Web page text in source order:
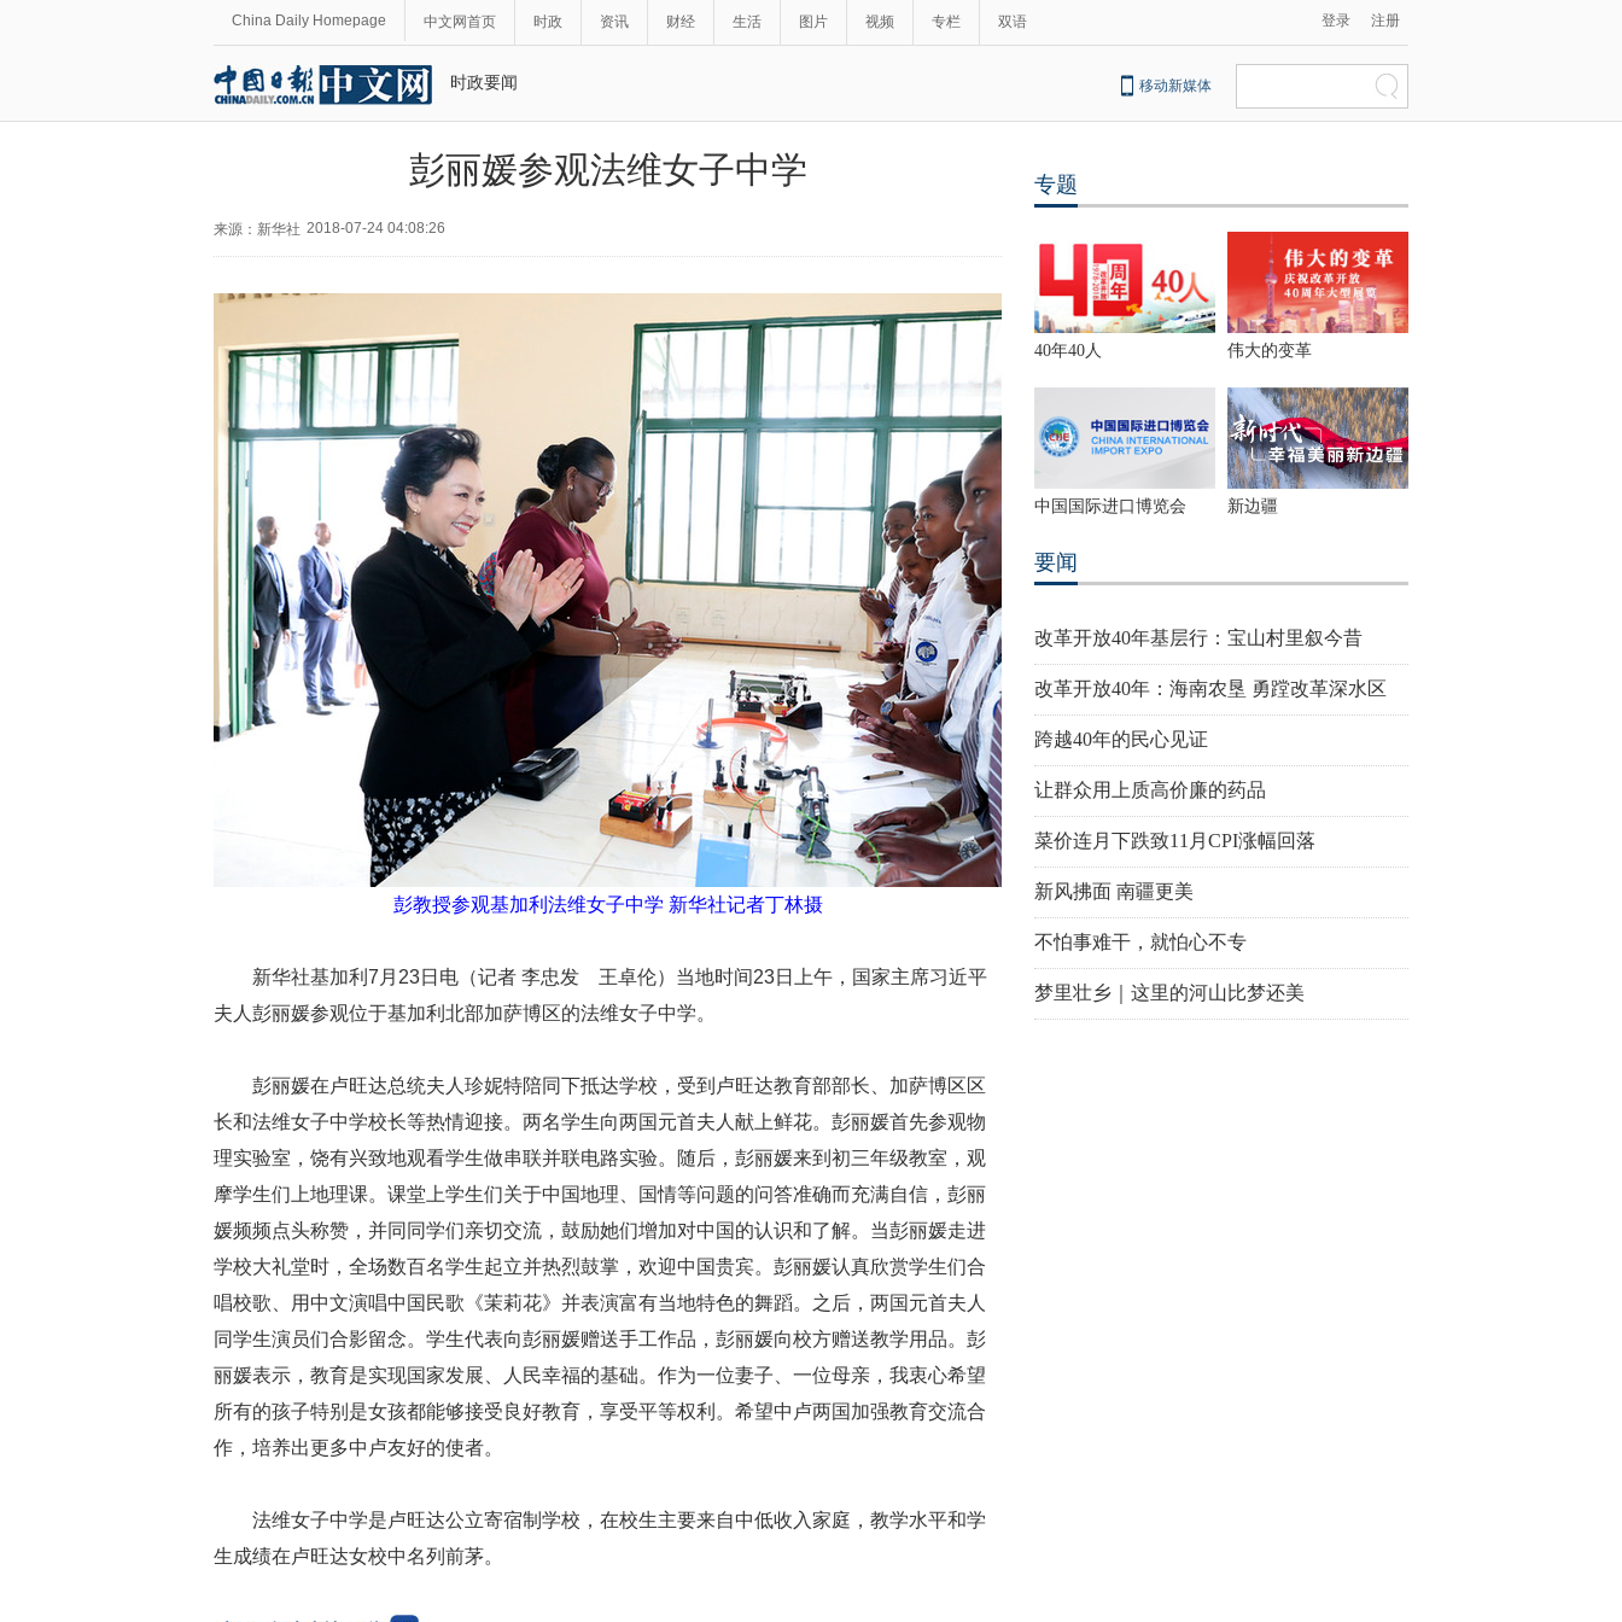
China Daily Homepage 中文网首页 时政 资讯 财经 生活 图片 视频 专栏 双语 登录 注册
时政要闻 移动新媒体
彭丽媛参观法维女子中学
来源：新华社 2018-07-24 04:08:26
彭教授参观基加利法维女子中学 新华社记者丁林摄
新华社基加利7月23日电（记者 李忠发 王卓伦）当地时间23日上午，国家主席习近平
夫人彭丽媛参观位于基加利北部加萨博区的法维女子中学。
彭丽媛在卢旺达总统夫人珍妮特陪同下抵达学校，受到卢旺达教育部部长、加萨博区区
长和法维女子中学校长等热情迎接。两名学生向两国元首夫人献上鲜花。彭丽媛首先参观物
理实验室，饶有兴致地观看学生做串联并联电路实验。随后，彭丽媛来到初三年级教室，观
摩学生们上地理课。课堂上学生们关于中国地理、国情等问题的问答准确而充满自信，彭丽
媛频频点头称赞，并同同学们亲切交流，鼓励她们增加对中国的认识和了解。当彭丽媛走进
学校大礼堂时，全场数百名学生起立并热烈鼓掌，欢迎中国贵宾。彭丽媛认真欣赏学生们合
唱校歌、用中文演唱中国民歌《茉莉花》并表演富有当地特色的舞蹈。之后，两国元首夫人
同学生演员们合影留念。学生代表向彭丽媛赠送手工作品，彭丽媛向校方赠送教学用品。彭
丽媛表示，教育是实现国家发展、人民幸福的基础。作为一位妻子、一位母亲，我衷心希望
所有的孩子特别是女孩都能够接受良好教育，享受平等权利。希望中卢两国加强教育交流合
作，培养出更多中卢友好的使者。
法维女子中学是卢旺达公立寄宿制学校，在校生主要来自中低收入家庭，教学水平和学
生成绩在卢旺达女校中名列前茅。
专题
40年40人 伟大的变革
中国国际进口博览会 新边疆
要闻
改革开放40年基层行：宝山村里叙今昔
改革开放40年：海南农垦 勇蹚改革深水区
跨越40年的民心见证
让群众用上质高价廉的药品
菜价连月下跌致11月CPI涨幅回落
新风拂面 南疆更美
不怕事难干，就怕心不专
梦里壮乡｜这里的河山比梦还美